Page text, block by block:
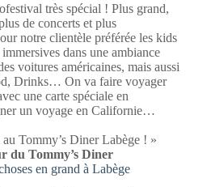
très spécial ! Plus grand,
de concerts et plus
notre clientèle préférée les kids
dans une ambiance
voitures américaines, mais aussi
Drinks… On va faire voyager
une carte spéciale en
un voyage en Californie…
Tommy’s Diner Labège ! »
du Tommy’s Diner
en grand à Labège